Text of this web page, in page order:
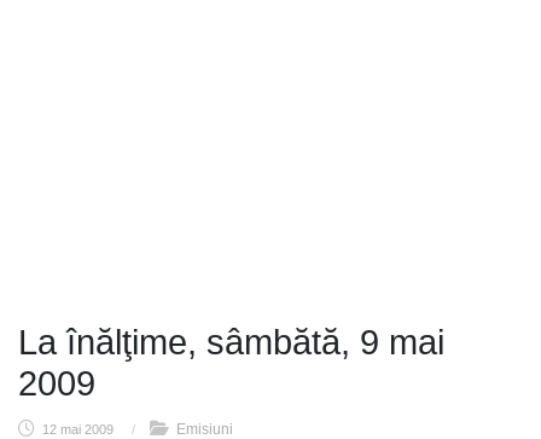
La înălţime, sâmbătă, 9 mai
2009
12 mai 2009 / Emisiuni